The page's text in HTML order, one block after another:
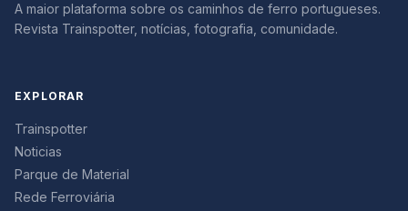
A maior plataforma sobre os caminhos de ferro portugueses.
Revista Trainspotter, notícias, fotografia, comunidade.
EXPLORAR
Trainspotter
Noticias
Parque de Material
Rede Ferroviária